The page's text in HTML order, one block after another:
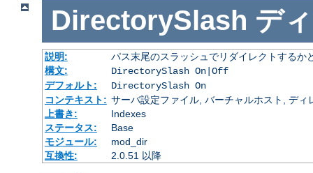
DirectorySlash デ
説明:
パス末尾のスラッシュでリダイレクトするか
構文:
DirectorySlash On|Off
デフォルト:
DirectorySlash On
コンテキスト: サーバ設定ファイル, バーチャルホスト, ディ
上書き:
Indexes
ステータス:
Base
モジュール:
mod_dir
互換性:
2.0.51 以降